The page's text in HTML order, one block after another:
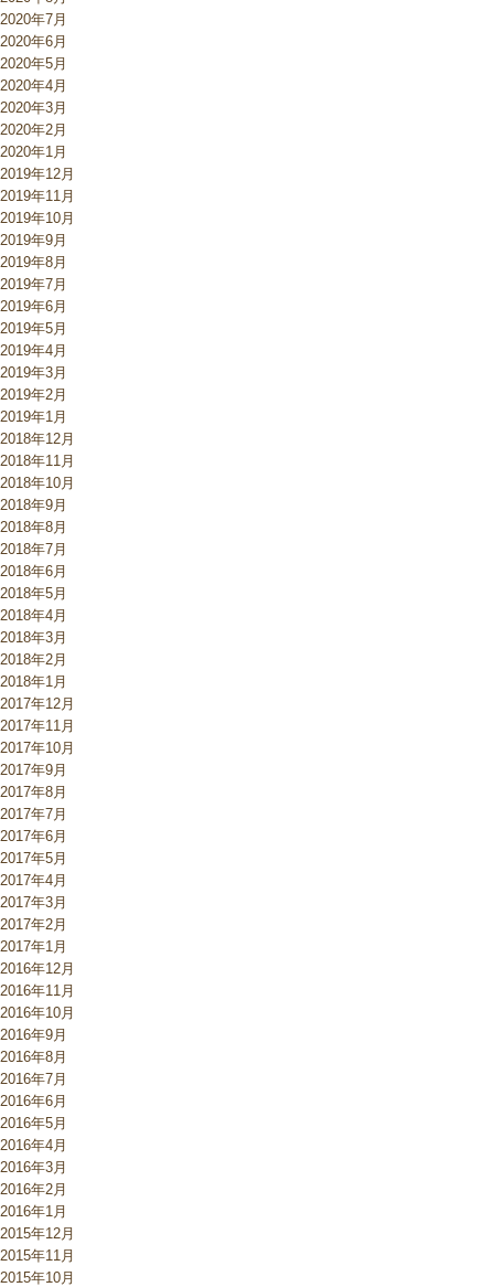
2020年7月
2020年6月
2020年5月
2020年4月
2020年3月
2020年2月
2020年1月
2019年12月
2019年11月
2019年10月
2019年9月
2019年8月
2019年7月
2019年6月
2019年5月
2019年4月
2019年3月
2019年2月
2019年1月
2018年12月
2018年11月
2018年10月
2018年9月
2018年8月
2018年7月
2018年6月
2018年5月
2018年4月
2018年3月
2018年2月
2018年1月
2017年12月
2017年11月
2017年10月
2017年9月
2017年8月
2017年7月
2017年6月
2017年5月
2017年4月
2017年3月
2017年2月
2017年1月
2016年12月
2016年11月
2016年10月
2016年9月
2016年8月
2016年7月
2016年6月
2016年5月
2016年4月
2016年3月
2016年2月
2016年1月
2015年12月
2015年11月
2015年10月